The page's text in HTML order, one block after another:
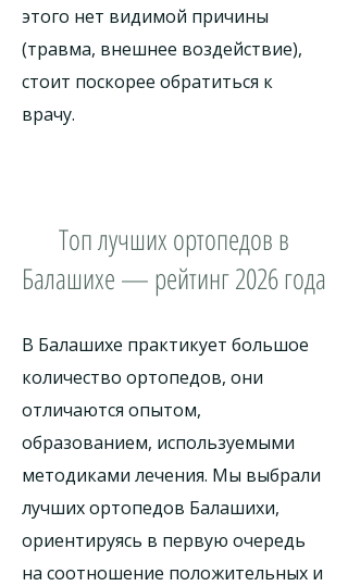
этого нет видимой причины
(травма, внешнее воздействие),
стоит поскорее обратиться к
врачу.
Топ лучших ортопедов в
Балашихе — рейтинг 2026 года
В Балашихе практикует большое
количество ортопедов, они
отличаются опытом,
образованием, используемыми
методиками лечения. Мы выбрали
лучших ортопедов Балашихи,
ориентируясь в первую очередь
на соотношение положительных и